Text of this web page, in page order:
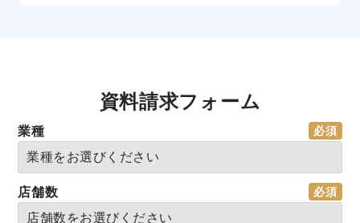
資料請求フォーム
業種
店舗数